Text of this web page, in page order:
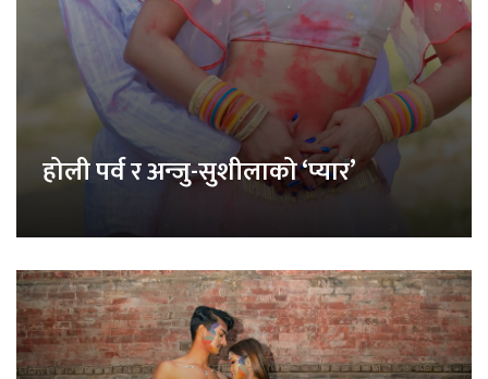
होली पर्व र अन्जु-सुशीलाको ‘प्यार’